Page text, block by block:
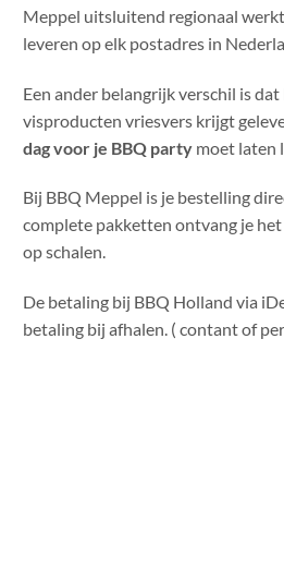
Meppel uitsluitend regionaal
leveren op elk postadres in
Een ander belangrijk verschil is
visproducten vriesvers krijgt
dag voor je BBQ partymoet laten
Bij BBQ Meppel is je bestelling
complete pakketten ontvang je het
op schalen.
De betaling bij BBQ Holland via
betaling bij afhalen. ( contant of